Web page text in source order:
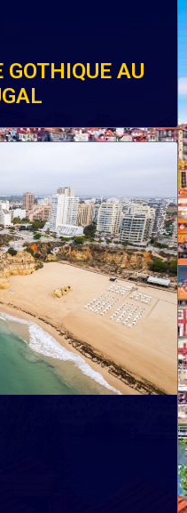
GOTHIQUE AU